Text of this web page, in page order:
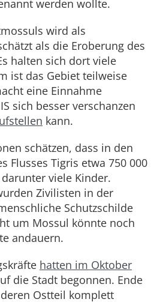
werden wollte.
wird als
als die Eroberung des
halten sich dort viele
ist das Gebiet teilweise
eine Einnahme
sich besser verschanzen
kann.
schätzen, dass in den
Flusses Tigris etwa 750 000
viele Kinder.
Zivilisten in der
Schutzschilde
um Mossul könnte noch
andauern.
hatten im Oktober
die Stadt begonnen. Ende
Ostteil komplett